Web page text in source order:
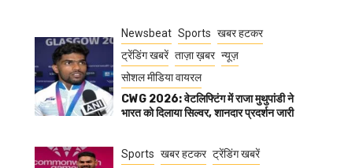
Newsbeat Sports खबर हटकर
ट्रेंडिंग खबरें ताज़ा ख़बर न्यूज़
सोशल मीडिया वायरल
CWG 2026: वेटलिफ्टिंग में राजा मुथुपांडी ने
भारत को दिलाया सिल्वर, शानदार प्रदर्शन जारी
Sports खबर हटकर ट्रेंडिंग खबरें